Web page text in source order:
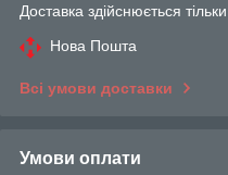
Доставка здійснюється
Нова Пошта
Всі умови доставки
Умови оплати